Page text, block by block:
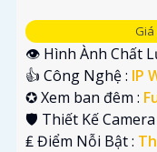
Giá
👁 Hình Ành Chất
👍 Công Nghệ : IP
✪ Xem ban đêm :
🛡 Thiết Kế Camera
️₤ Điểm Nỗi Bật :